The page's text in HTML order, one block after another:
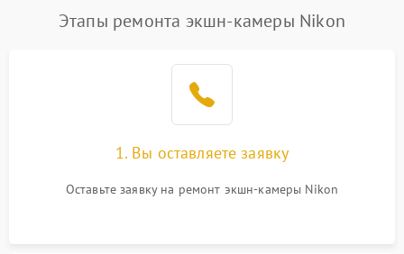
Этапы ремонта экшн-камеры Nikon
1. Вы оставляете заявку
Оставьте заявку на ремонт экшн-камеры Nikon